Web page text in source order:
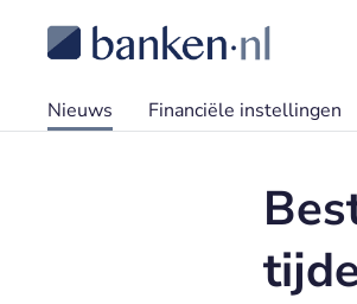
Nieuws Financiële instellingen